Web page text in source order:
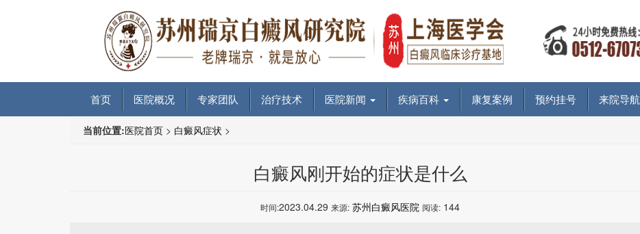
首页 医院概况 专家团队 治疗技术 医院新闻 疾病百科 康复案例 预约挂号 来院导航
当前位置:医院首页 > 白癜风症状 >
白癜风刚开始的症状是什么
时间:2023.04.29来源: 苏州白癜风医院 阅读: 144